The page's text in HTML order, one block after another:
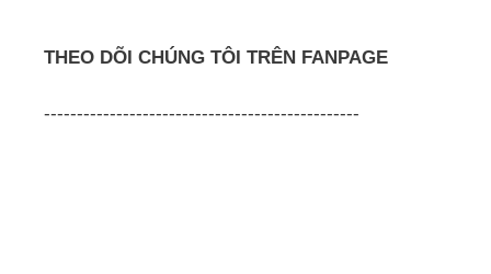
THEO DÕI CHÚNG TÔI TRÊN FANPAGE
------------------------------------------------